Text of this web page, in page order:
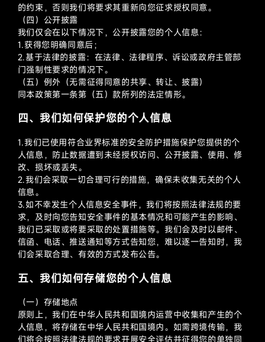
的约束，否则我们将要求其重新向您征求授权同意。
（四）公开披露
我们仅会在以下情况下，公开披露您的个人信息：
1.获得您明确同意后；
2.基于法律的披露：在法律、法律程序、诉讼或政府主管部
门强制性要求的情况下。
（五）例外（无需征得同意的共享、转让、披露）
同本政策第一条第（五）款所列的法定情形。
四、我们如何保护您的个人信息
1.我们已使用符合业界标准的安全防护措施保护您提供的个
人信息，防止数据遭到未经授权访问、公开披露、使用、修
改、损坏或丢失。
2.我们会采取一切合理可行的措施，确保未收集无关的个人
信息。
3.如不幸发生个人信息安全事件，我们将按照法律法规的要
求，及时向您告知安全事件的基本情况和可能产生的影响、
我们已采取或将要采取的处置措施等。我们会及时以邮件、
信函、电话、推送通知等方式告知您，难以逐一告知时，我
们会采取合理、有效的方式发布公告。
五、我们如何存储您的个人信息
（一）存储地点
原则上，我们在中华人民共和国境内运营中收集和产生的个
人信息，将存储在中华人民共和国境内。如需跨境传输，我
们将会按照法律法规的要求开展安全评估并征得您的单独同